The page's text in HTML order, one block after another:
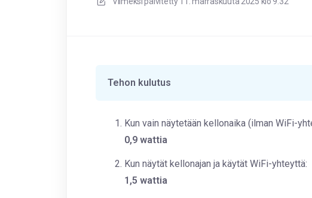
Tehon kulutus
Kun vain näytetään kellonaika (ilman WiFi-
0,9 wattia
Kun näytät kellonajan ja käytät WiFi-yhteyttä:
1,5 wattia